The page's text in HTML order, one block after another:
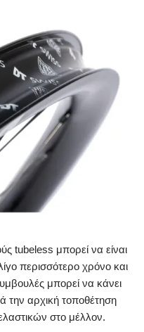
tubeless μπορεί να είναι
περισσότερο χρόνο και
μπορεί να κάνει
την αρχική τοποθέτηση
στο μέλλον.